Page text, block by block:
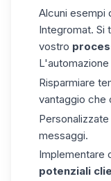
Alcuni esempi
Integromat. Si
vostro
Risparmiare
vantaggio che
messaggi.
Implementare
potenziali